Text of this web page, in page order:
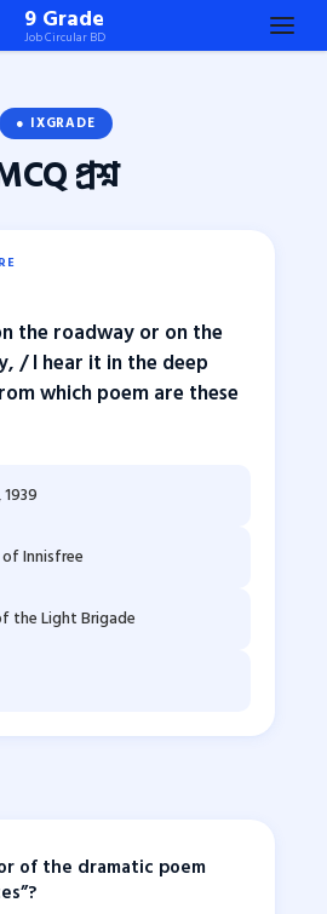
9 Grade
Job Circular BD
● IXGRADE
প্রশ্ন
the roadway or on the
/ I hear it in the deep
which poem are these
Innisfree
the Light Brigade
of the dramatic poem